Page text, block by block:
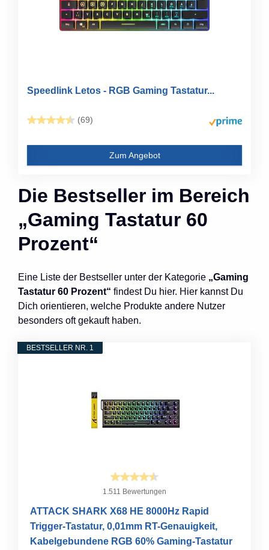
Speedlink Letos - RGB Gaming Tastatur...
(69)
Zum Angebot
Die Bestseller im Bereich
„Gaming Tastatur 60
Prozent“
Eine Liste der Bestseller unter der Kategorie „Gaming
Tastatur 60 Prozent“ findest Du hier. Hier kannst Du
Dich orientieren, welche Produkte andere Nutzer
besonders oft gekauft haben.
BESTSELLER NR. 1
1.511 Bewertungen
ATTACK SHARK X68 HE 8000Hz Rapid
Trigger-Tastatur, 0,01mm RT-Genauigkeit,
Kabelgebundene RGB 60% Gaming-Tastatur